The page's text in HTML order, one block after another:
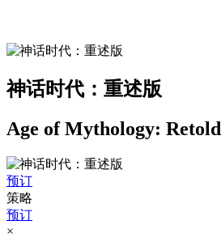
神话时代：重述版
Age of Mythology: Retold
预订
策略
预订
×